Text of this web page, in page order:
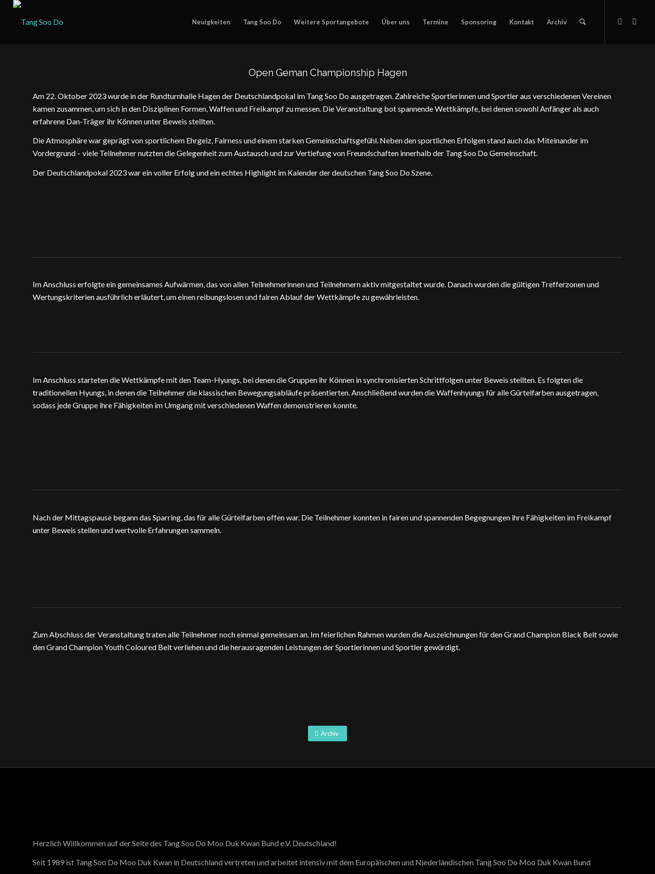
Neuigkeiten Tang Soo Do Weitere Sportangebote Über uns Termine Sponsoring Kontakt Archiv
Open Geman Championship Hagen
Am 22. Oktober 2023 wurde in der Rundturnhalle Hagen der Deutschlandpokal im Tang Soo Do ausgetragen. Zahlreiche Sportlerinnen und Sportler aus verschiedenen Vereinen
kamen zusammen, um sich in den Disziplinen Formen, Waffen und Freikampf zu messen. Die Veranstaltung bot spannende Wettkämpfe, bei denen sowohl Anfänger als auch
erfahrene Dan-Träger ihr Können unter Beweis stellten.
Die Atmosphäre war geprägt von sportlichem Ehrgeiz, Fairness und einem starken Gemeinschaftsgefühl. Neben den sportlichen Erfolgen stand auch das Miteinander im
Vordergrund – viele Teilnehmer nutzten die Gelegenheit zum Austausch und zur Vertiefung von Freundschaften innerhalb der Tang Soo Do Gemeinschaft.
Der Deutschlandpokal 2023 war ein voller Erfolg und ein echtes Highlight im Kalender der deutschen Tang Soo Do Szene.
Im Anschluss erfolgte ein gemeinsames Aufwärmen, das von allen Teilnehmerinnen und Teilnehmern aktiv mitgestaltet wurde. Danach wurden die gültigen Trefferzonen und
Wertungskriterien ausführlich erläutert, um einen reibungslosen und fairen Ablauf der Wettkämpfe zu gewährleisten.
Im Anschluss starteten die Wettkämpfe mit den Team-Hyungs, bei denen die Gruppen ihr Können in synchronisierten Schrittfolgen unter Beweis stellten. Es folgten die
traditionellen Hyungs, in denen die Teilnehmer die klassischen Bewegungsabläufe präsentierten. Anschließend wurden die Waffenhyungs für alle Gürtelfarben ausgetragen,
sodass jede Gruppe ihre Fähigkeiten im Umgang mit verschiedenen Waffen demonstrieren konnte.
Nach der Mittagspause begann das Sparring, das für alle Gürtelfarben offen war. Die Teilnehmer konnten in fairen und spannenden Begegnungen ihre Fähigkeiten im Freikampf
unter Beweis stellen und wertvolle Erfahrungen sammeln.
Zum Abschluss der Veranstaltung traten alle Teilnehmer noch einmal gemeinsam an. Im feierlichen Rahmen wurden die Auszeichnungen für den Grand Champion Black Belt sowie
den Grand Champion Youth Coloured Belt verliehen und die herausragenden Leistungen der Sportlerinnen und Sportler gewürdigt.
Archiv
Herzlich Willkommen auf der Seite des Tang Soo Do Moo Duk Kwan Bund e.V. Deutschland!
Seit 1989 ist Tang Soo Do Moo Duk Kwan in Deutschland vertreten und arbeitet intensiv mit dem Europäischen und Niederländischen Tang Soo Do Moo Duk Kwan Bund